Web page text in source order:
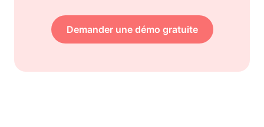
Demander une démo gratuite